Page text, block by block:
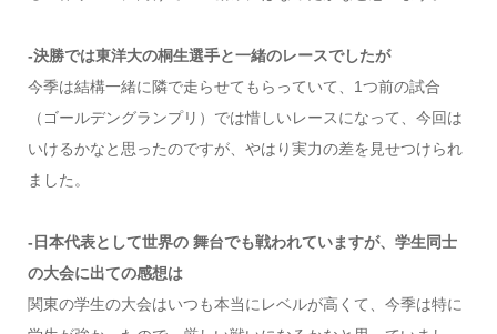
-決勝では東洋大の桐生選手と一緒のレースでしたが
今季は結構一緒に隣で走らせてもらっていて、1つ前の試合
（ゴールデングランプリ）では惜しいレースになって、今回は
いけるかなと思ったのですが、やはり実力の差を見せつけられ
ました。
-日本代表として世界の 舞台でも戦われていますが、学生同士
の大会に出ての感想は
関東の学生の大会はいつも本当にレベルが高くて、今季は特に